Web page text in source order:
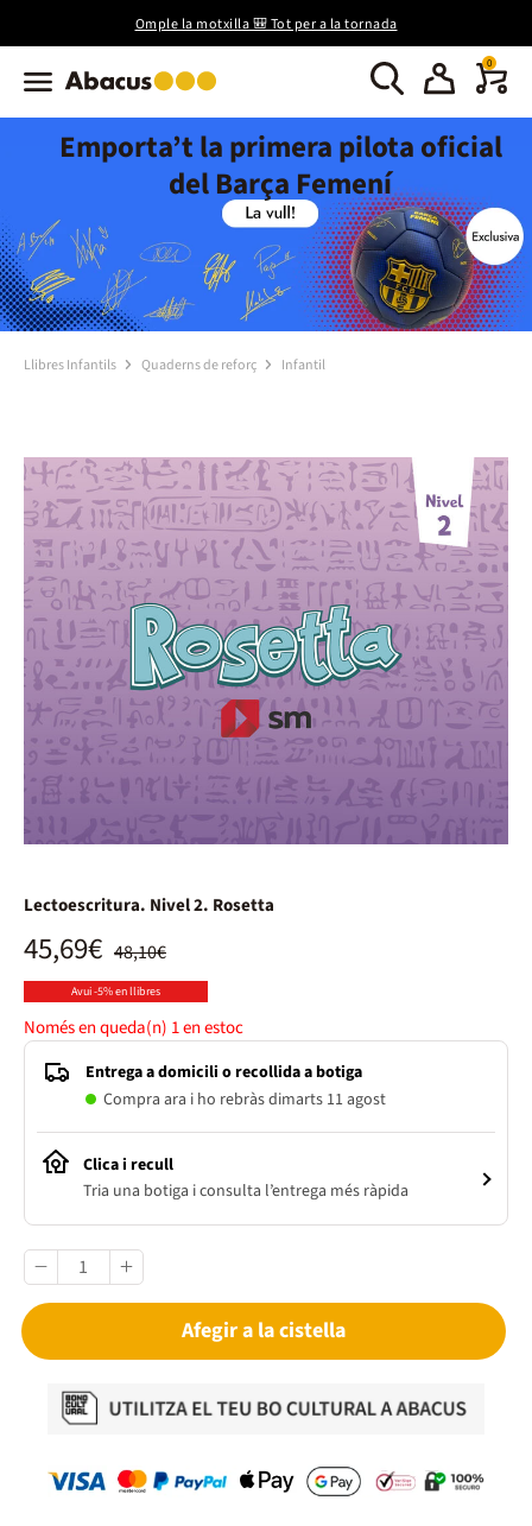
Omple la motxilla 🎒 Tot per a la tornada
0
Emporta’t la primera pilota oficial
del Barça Femení
Llibres Infantils Quaderns de reforç Infantil
Lectoescritura. Nivel 2. Rosetta
48,10€
45,69€
Avui -5% en llibres
Només en queda(n) 1en estoc
Entrega a domicili o recollida a botiga
Compra ara i ho rebràs dimarts 11 agost
Clica i recull
Tria una botiga i consulta l’entrega més ràpida
Afegir a la cistella